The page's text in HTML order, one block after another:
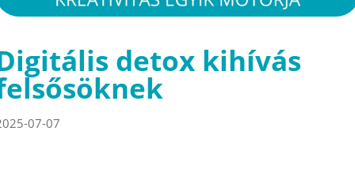
detox kihívás
07-07